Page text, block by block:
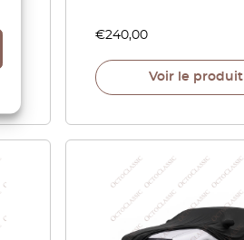
€240,00
Voir le produit